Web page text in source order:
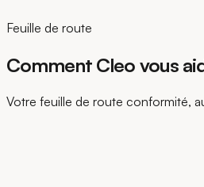
Feuille de route
Comment Cleo vous
Votre feuille de route conformité,